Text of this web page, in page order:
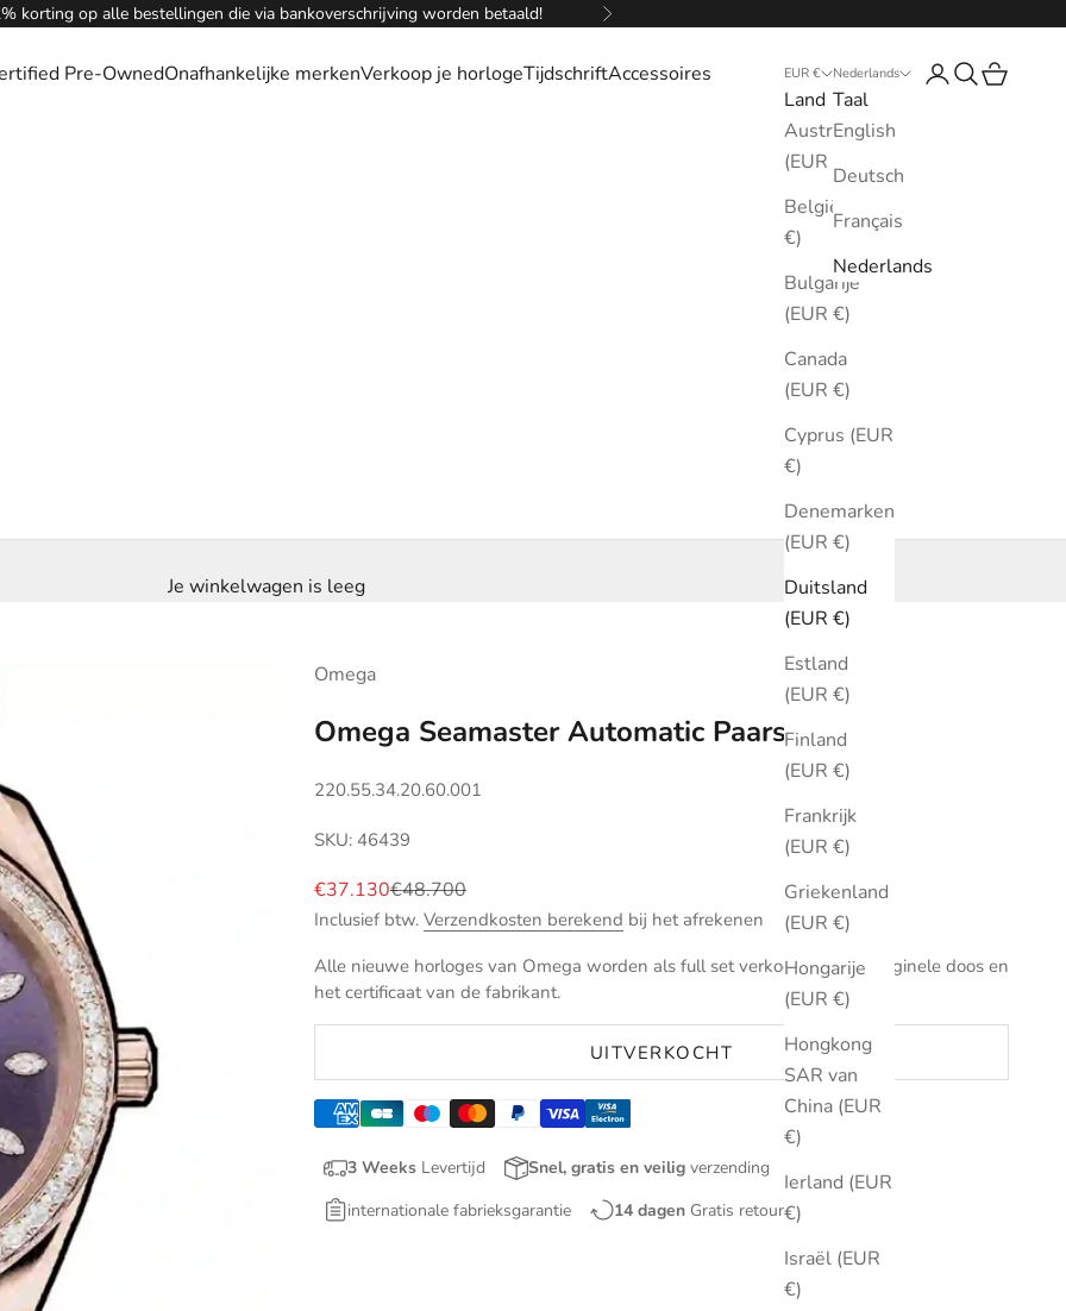
korting op alle bestellingen die via bankoverschrijving worden betaald! Volgende
Pre-OwnedOnafhankelijke merkenVerkoop je horlogeTijdschriftAccessoires EUR €
Land
Australië
(EUR €)
België (EUR
€)
Bulgarije
(EUR €)
Canada
(EUR €)
Cyprus (EUR
€)
Denemarken
(EUR €)
Duitsland
(EUR €)
Estland
(EUR €)
Finland
(EUR €)
Frankrijk
(EUR €)
Griekenland
(EUR €)
Hongarije
(EUR €)
Hongkong
SAR van
China (EUR
€)
Ierland (EUR
€)
Israël (EUR
€)
Nederlands
Taal
English
Deutsch
Français
Nederlands
Inloggen
Zoeken
Je winkelwagen is leeg
Omega
Omega Seamaster Automatic Paars 34 mm
220.55.34.20.60.001
SKU: 46439
Aanbiedingsprijs
€37.130Normale prijs
€48.700
Inclusief btw. Verzendkosten berekend bij het afrekenen
Alle nieuwe horloges van Omega worden als full set verkocht met de originele doos en
het certificaat van de fabrikant.
UITVERKOCHT
3 Weeks Levertijd Snel, gratis en veilig verzending
internationale fabrieksgarantie
14 dagen Gratis retourneren